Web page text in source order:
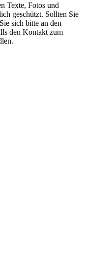
Texte, Fotos und
geschützt. Sollten Sie
sich bitte an den
den Kontakt zum